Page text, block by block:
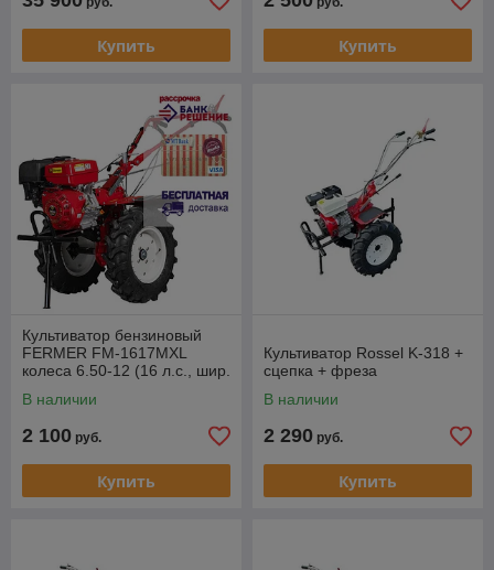
Купить Купить
Культиватор бензиновый
FERMER FM-1617MXL
колеса 6.50-12 (16 л.с., шир.
В наличии
2 100 руб.
Купить
Культиватор Rossel K-318 +
сцепка + фреза
В наличии
2 290 руб.
Купить